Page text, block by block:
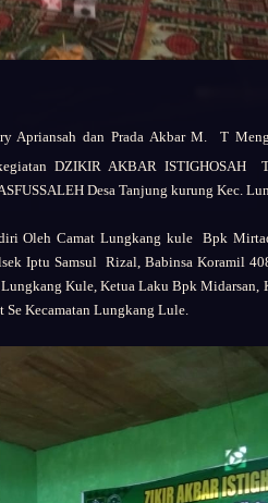
Apriansah dan Prada Akbar M. T
DZIKIR AKBAR ISTIGHOSAH
Desa Tanjung kurung Kec.
Oleh Camat Lungkang kule Bpk
Iptu Samsul Rizal, Babinsa Koramil
Kule, Ketua LakuBpk Midarsan,
Se Kecamatan Lungkang Lule.